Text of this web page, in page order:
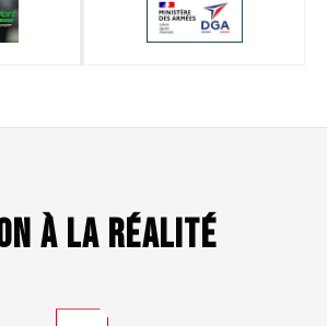
à la réalité